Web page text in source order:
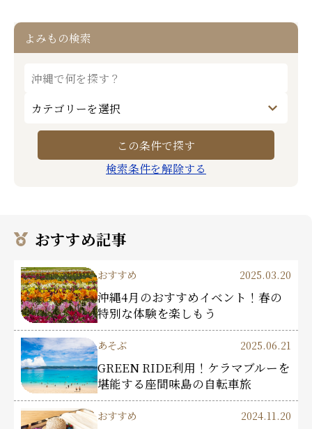
よみもの検索
検索条件を解除する
おすすめ記事
おすすめ 2025.03.20
沖縄4月のおすすめイベント！春の
特別な体験を楽しもう
あそぶ 2025.06.21
GREEN RIDE利用！ケラマブルーを
堪能する座間味島の自転車旅
おすすめ 2024.11.20